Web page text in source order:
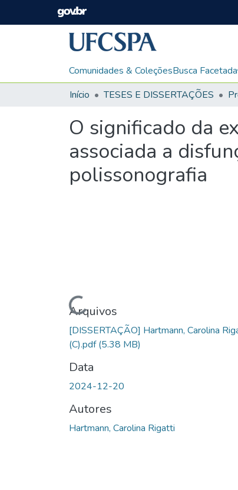
Comunidades & ColeçõesBusca Facetada
Início
TESES E DISSERTAÇÕES
O significado da
associada a
polissonografia
Carregando...
Arquivos
[DISSERTAÇÃO] Hartmann, Carolina
(C).pdf(5.38 MB)
Data
2024-12-20
Autores
Hartmann, Carolina Rigatti